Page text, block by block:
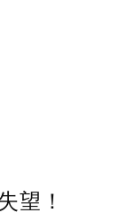
望！